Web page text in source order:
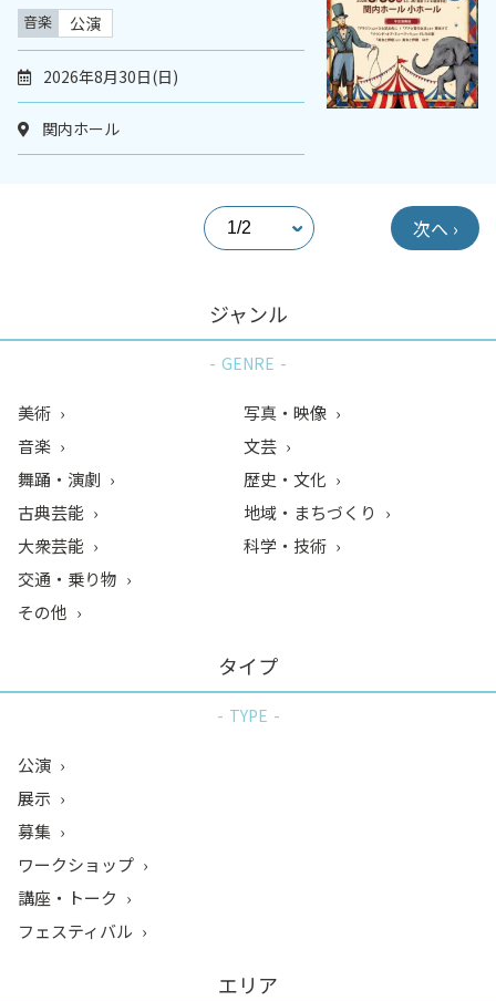
音楽 公演
2026年8月30日(日)
関内ホール
次へ ›
ジャンル
GENRE
美術
音楽
舞踊・演劇
古典芸能
大衆芸能
写真・映像
文芸
歴史・文化
地域・まちづくり
科学・技術
交通・乗り物
その他
タイプ
TYPE
公演
展示
募集
ワークショップ
講座・トーク
フェスティバル
エリア